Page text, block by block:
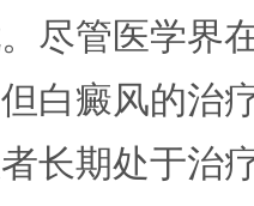
尽管医学界
白癜风的治
长期处于治